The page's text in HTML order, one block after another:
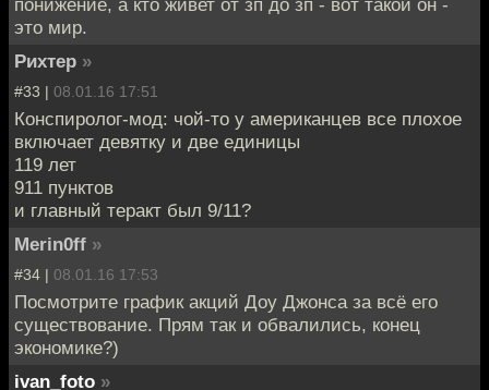
понижение, а кто живет от зп до зп - вот такой он -
это мир.
Рихтер »
#33 | 08.01.16 17:51
Конспиролог-мод: чой-то у американцев все плохое
включает девятку и две единицы
119 лет
911 пунктов
и главный теракт был 9/11?
Merin0ff »
#34 | 08.01.16 17:53
Посмотрите график акций Доу Джонса за всё его
существование. Прям так и обвалились, конец
экономике?)
ivan_foto »